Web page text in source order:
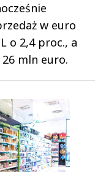
w euro
o 2,4 proc., a
26 mln euro.